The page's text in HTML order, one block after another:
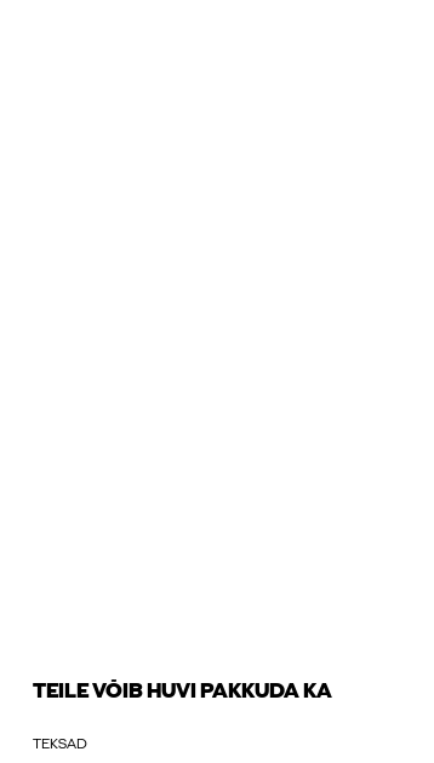
TEILE VÕIB HUVI PAKKUDA KA
TEKSAD